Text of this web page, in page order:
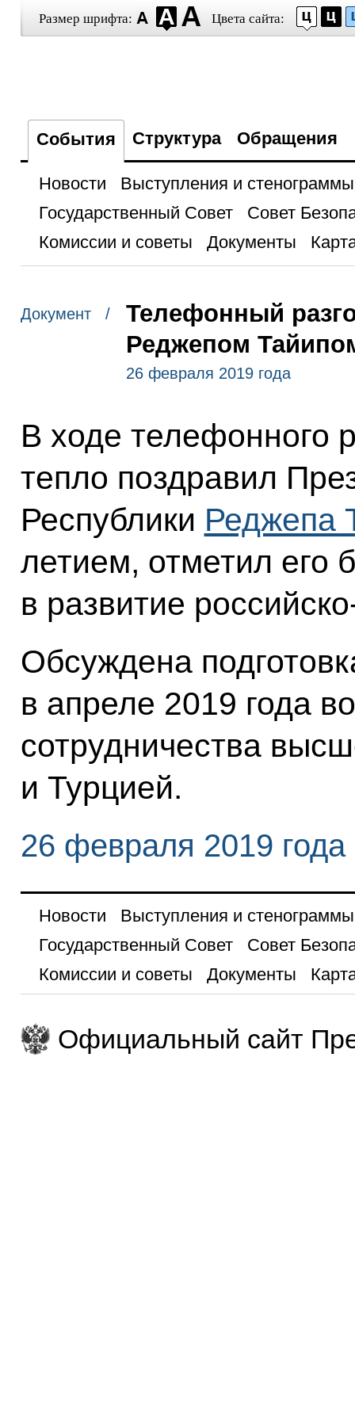
Размер шрифта: Цвета сайта:
События Структура Обращения
Новости
Выступления и стенограммы
Государственный Совет
Совет
Комиссии и советы
Документы
Документ /
Телефонный
Реджепом
26 февраля 2019 года
В ходе телефонного
тепло поздравил
Республики Реджепа
летием, отметил его
в развитие
Обсуждена
в апреле 2019 года
сотрудничества
и Турцией.
26 февраля 2019 года
Новости
Выступления и стенограммы
Государственный Совет
Совет
Комиссии и советы
Документы
Официальный сайт